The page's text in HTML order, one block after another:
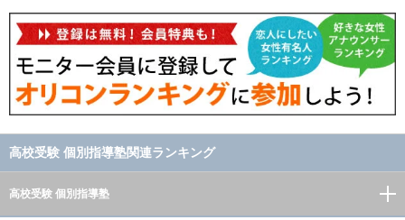
高校受験 個別指導塾関連ランキング
高校受験 個別指導塾